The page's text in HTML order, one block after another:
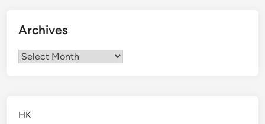
Archives
Archives
HK